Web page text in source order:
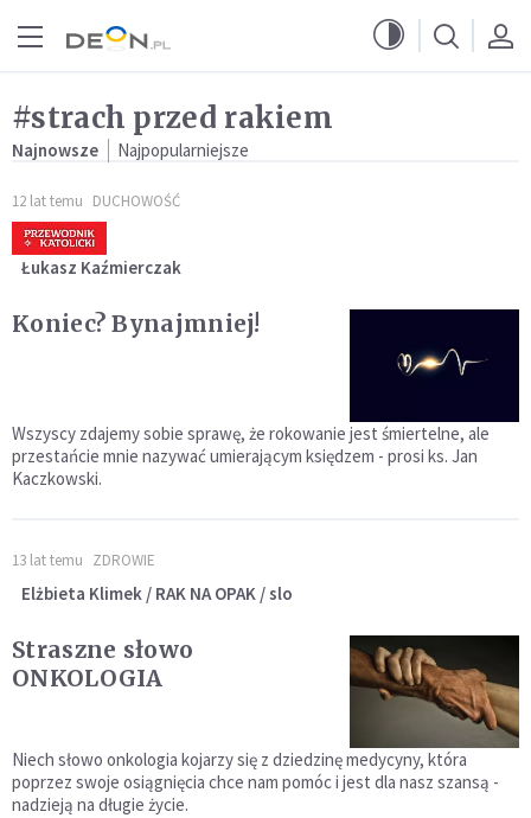
#strach przed rakiem
Najnowsze Najpopularniejsze
12 lat temu DUCHOWOŚĆ
Łukasz Kaźmierczak
Koniec? Bynajmniej!
Wszyscy zdajemy sobie sprawę, że rokowanie jest śmiertelne, ale
przestańcie mnie nazywać umierającym księdzem - prosi ks. Jan
Kaczkowski.
13 lat temu ZDROWIE
Elżbieta Klimek / RAK NA OPAK / slo
Straszne słowo
ONKOLOGIA
Niech słowo onkologia kojarzy się z dziedzinę medycyny, która
poprzez swoje osiągnięcia chce nam pomóc i jest dla nasz szansą -
nadzieją na długie życie.